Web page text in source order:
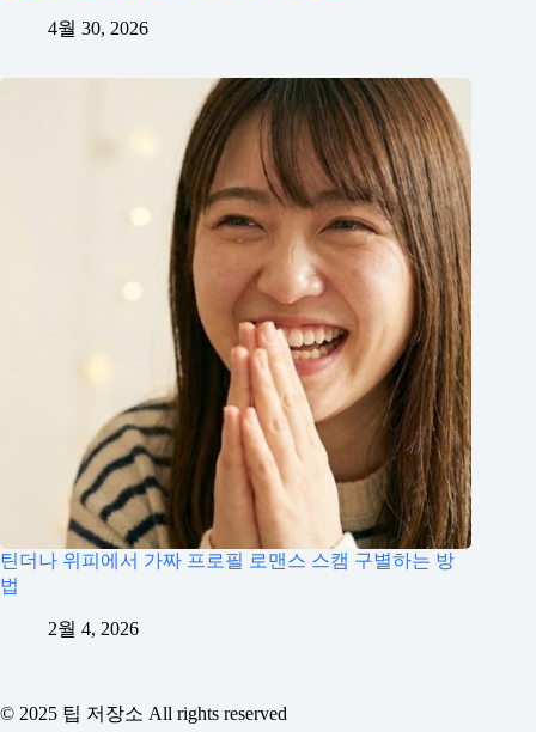
4월 30, 2026
틴더나 위피에서 가짜 프로필 로맨스 스캠 구별하는 방
법
2월 4, 2026
© 2025 팁 저장소 All rights reserved